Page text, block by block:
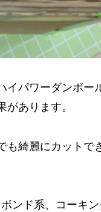
イパワーダンボ
あります。
も綺麗にカットで
ンド系、コーキ